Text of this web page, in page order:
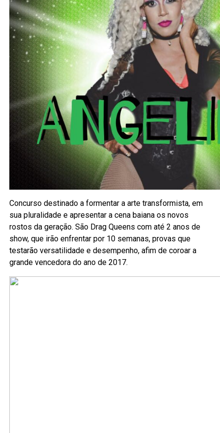
Concurso destinado a formentar a arte transformista, em
sua pluralidade e apresentar a cena baiana os novos
rostos da geração. São Drag Queens com até 2 anos de
show, que irão enfrentar por 10 semanas, provas que
testarão versatilidade e desempenho, afim de coroar a
grande vencedora do ano de 2017.